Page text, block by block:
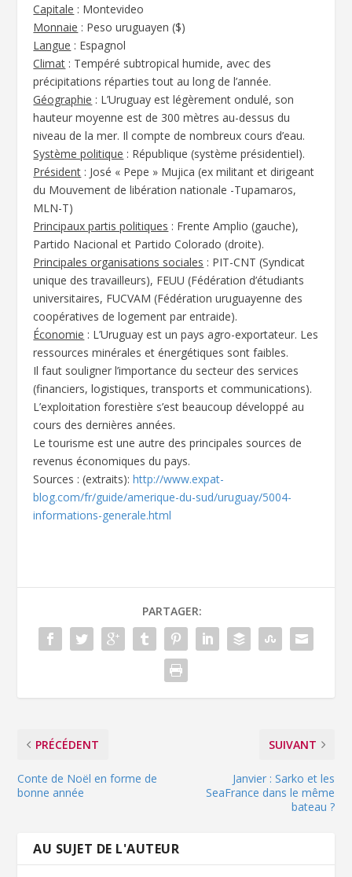
Capitale : Montevideo
Monnaie : Peso uruguayen ($)
Langue : Espagnol
Climat : Tempéré subtropical humide, avec des
précipitations réparties tout au long de l’année.
Géographie : L’Uruguay est légèrement ondulé, son
hauteur moyenne est de 300 mètres au-dessus du
niveau de la mer. Il compte de nombreux cours d’eau.
Système politique : République (système présidentiel).
Président : José « Pepe » Mujica (ex militant et dirigeant
du Mouvement de libération nationale -Tupamaros,
MLN-T)
Principaux partis politiques : Frente Amplio (gauche),
Partido Nacional et Partido Colorado (droite).
Principales organisations sociales : PIT-CNT (Syndicat
unique des travailleurs), FEUU (Fédération d’étudiants
universitaires, FUCVAM (Fédération uruguayenne des
coopératives de logement par entraide).
Économie : L’Uruguay est un pays agro-exportateur. Les
ressources minérales et énergétiques sont faibles.
Il faut souligner l’importance du secteur des services
(financiers, logistiques, transports et communications).
L’exploitation forestière s’est beaucoup développé au
cours des dernières années.
Le tourisme est une autre des principales sources de
revenus économiques du pays.
Sources : (extraits):http://www.expat-
blog.com/fr/guide/amerique-du-sud/uruguay/5004-
informations-generale.html
PARTAGER:
PRÉCÉDENT
Conte de Noël en forme de
bonne année
SUIVANT
Janvier : Sarko et les
SeaFrance dans le même
bateau ?
AU SUJET DE L'AUTEUR